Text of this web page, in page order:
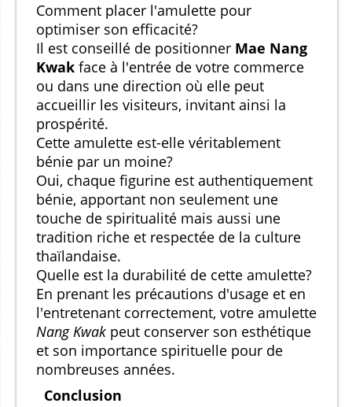
Comment placer l'amulette pour
optimiser son efficacité?
Il est conseillé de positionner Mae Nang
Kwak face à l'entrée de votre commerce
ou dans une direction où elle peut
accueillir les visiteurs, invitant ainsi la
prospérité.
Cette amulette est-elle véritablement
bénie par un moine?
Oui, chaque figurine est authentiquement
bénie, apportant non seulement une
touche de spiritualité mais aussi une
tradition riche et respectée de la culture
thaïlandaise.
Quelle est la durabilité de cette amulette?
En prenant les précautions d'usage et en
l'entretenant correctement, votre amulette
Nang Kwak peut conserver son esthétique
et son importance spirituelle pour de
nombreuses années.
Conclusion